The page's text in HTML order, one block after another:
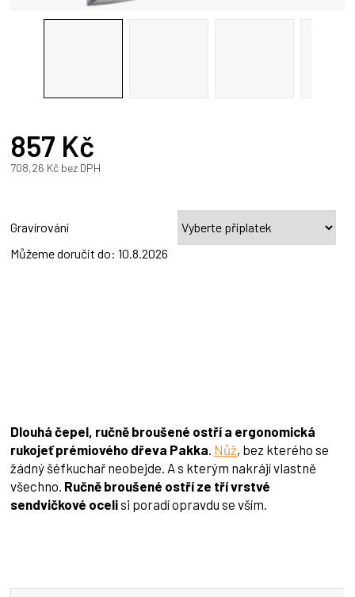
857 Kč
708,26 Kč bez DPH
Gravírování
Můžeme doručit do: 10.8.2026
Dlouhá čepel, ručně broušené ostří a ergonomická
rukojeť prémiového dřeva Pakka Nůž, bez kterého se
žádný šéfkuchař neobejde. A s kterým nakrájí vlastně
všechno. Ručně broušené ostří ze tří vrstvé
sendvičkové ocelisi poradí opravdu se vším.